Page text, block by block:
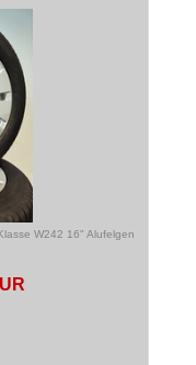
W242 16" Alufelgen